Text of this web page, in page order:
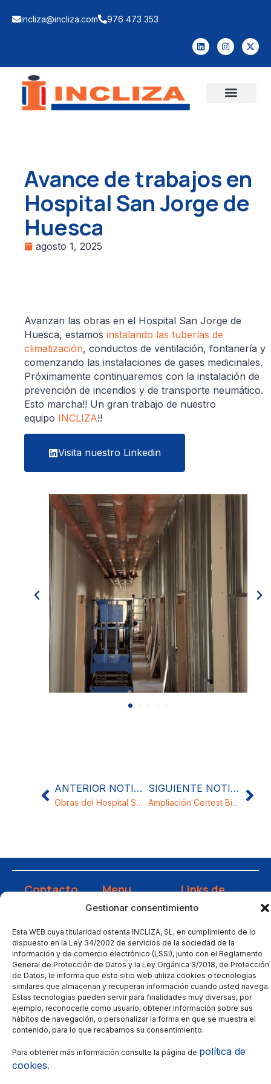
Gestionar consentimiento
Esta WEB cuya titularidad ostenta INCLIZA, SL, en cumplimiento de lo
dispuesto en la Ley 34/2002 de servicios de la sociedad de la
información y de comercio electrónico (LSSI), junto con el Reglamento
General de Protección de Datos y la Ley Orgánica 3/2018, de Protección
de Datos, le informa que este sitio web utiliza cookies o tecnologías
similares que almacenan y recuperan información cuando usted navega.
Estas tecnologías pueden servir para finalidades muy diversas, por
ejemplo, reconocerle como usuario, obtener información sobre sus
hábitos de navegación, o personalizar la forma en que se muestra el
contenido, para lo que recabamos su consentimiento.
Para obtener más información consulte la página de política de
cookies.
incliza@incliza.com 976 473 353
Avance de trabajos en
Hospital San Jorge de
Huesca
agosto 1, 2025
Avanzan las obras en el Hospital San Jorge de
Huesca, estamos instalando las tuberías de
climatización, conductos de ventilación, fontanería y
comenzando las instalaciones de gases medicinales.
Próximamente continuaremos con la instalación de
prevención de incendios y de transporte neumático.
Esto marcha!! Un gran trabajo de nuestro
equipo INCLIZA!!
Visita nuestro Linkedin
ANTERIOR NOTICIA
Obras del Hospital San Jorge (Huesca)
SIGUIENTE NOTICIA
Ampliación Certest Biotec
Contacto
Ferrán 9,
Nave 8 -
50014
Zaragoza
incliza@incliza.com
976 473
535
Menu
Inicio
Servicios
Proyectos
Blog
Contacto
Trabaja con
nosotros
Links de
interés
Mantenimiento
Automatización
Gestión
energética
Innovación
estratégica
Certificaciones
Canal de